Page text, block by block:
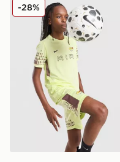
-28%